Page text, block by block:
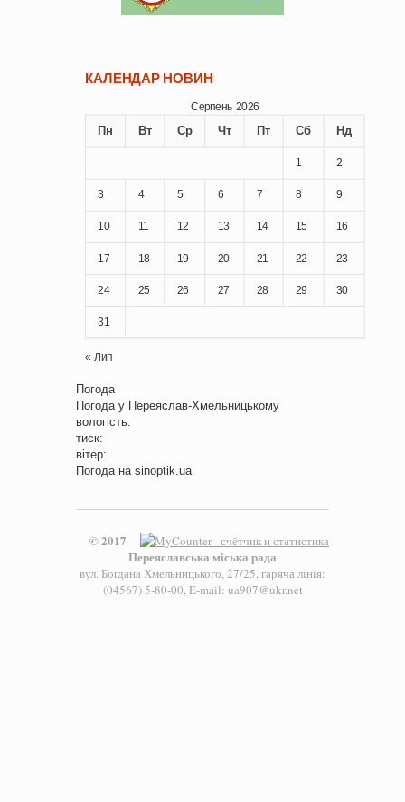
КАЛЕНДАР НОВИН
Серпень 2026
Пн Вт Ср Чт Пт Сб Нд
1 2
3 4 5 6 7 8 9
10 11 12 13 14 15 16
17 18 19 20 21 22 23
24 25 26 27 28 29 30
31
« Лип
Погода
Погода у Переяслав-Хмельницькому
вологість:
тиск:
вітер:
Погода на sinoptik.ua
© 2017
Переяславська міська рада
вул. Богдана Хмельницького, 27/25, гаряча лінія:
(04567) 5-80-00, E-mail: ua907@ukr.net